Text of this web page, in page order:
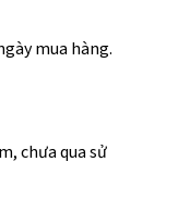
mua hàng.
chưa qua sử